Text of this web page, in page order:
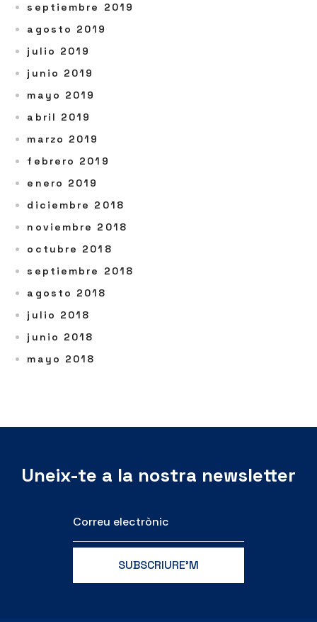
septiembre 2019
agosto 2019
julio 2019
junio 2019
mayo 2019
abril 2019
marzo 2019
febrero 2019
enero 2019
diciembre 2018
noviembre 2018
octubre 2018
septiembre 2018
agosto 2018
julio 2018
junio 2018
mayo 2018
Uneix-te a la nostra newsletter